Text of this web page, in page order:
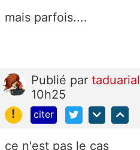
mais parfois....
Publié par taduarial
10h25
!
citer
ce n'est pas le cas